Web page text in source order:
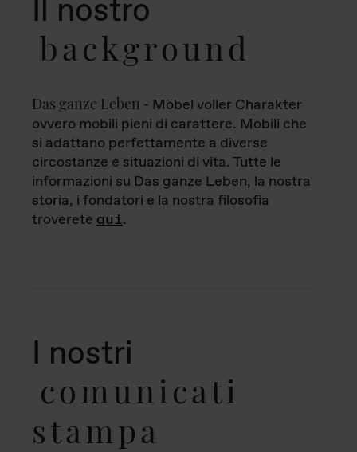
Il nostro
background
Das ganze Leben - Möbel voller Charakter
ovvero mobili pieni di carattere. Mobili che
si adattano perfettamente a diverse
circostanze e situazioni di vita. Tutte le
informazioni su Das ganze Leben, la nostra
storia, i fondatori e la nostra filosofia
troverete qui.
I nostri
comunicati
stampa